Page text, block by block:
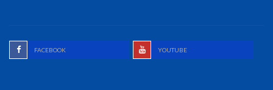
FACEBOOK YOUTUBE